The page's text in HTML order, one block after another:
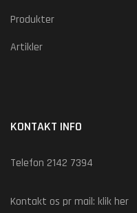
Produkter
Artikler
KONTAKT INFO
Telefon 2142 7394
Kontakt os pr mail: klik her